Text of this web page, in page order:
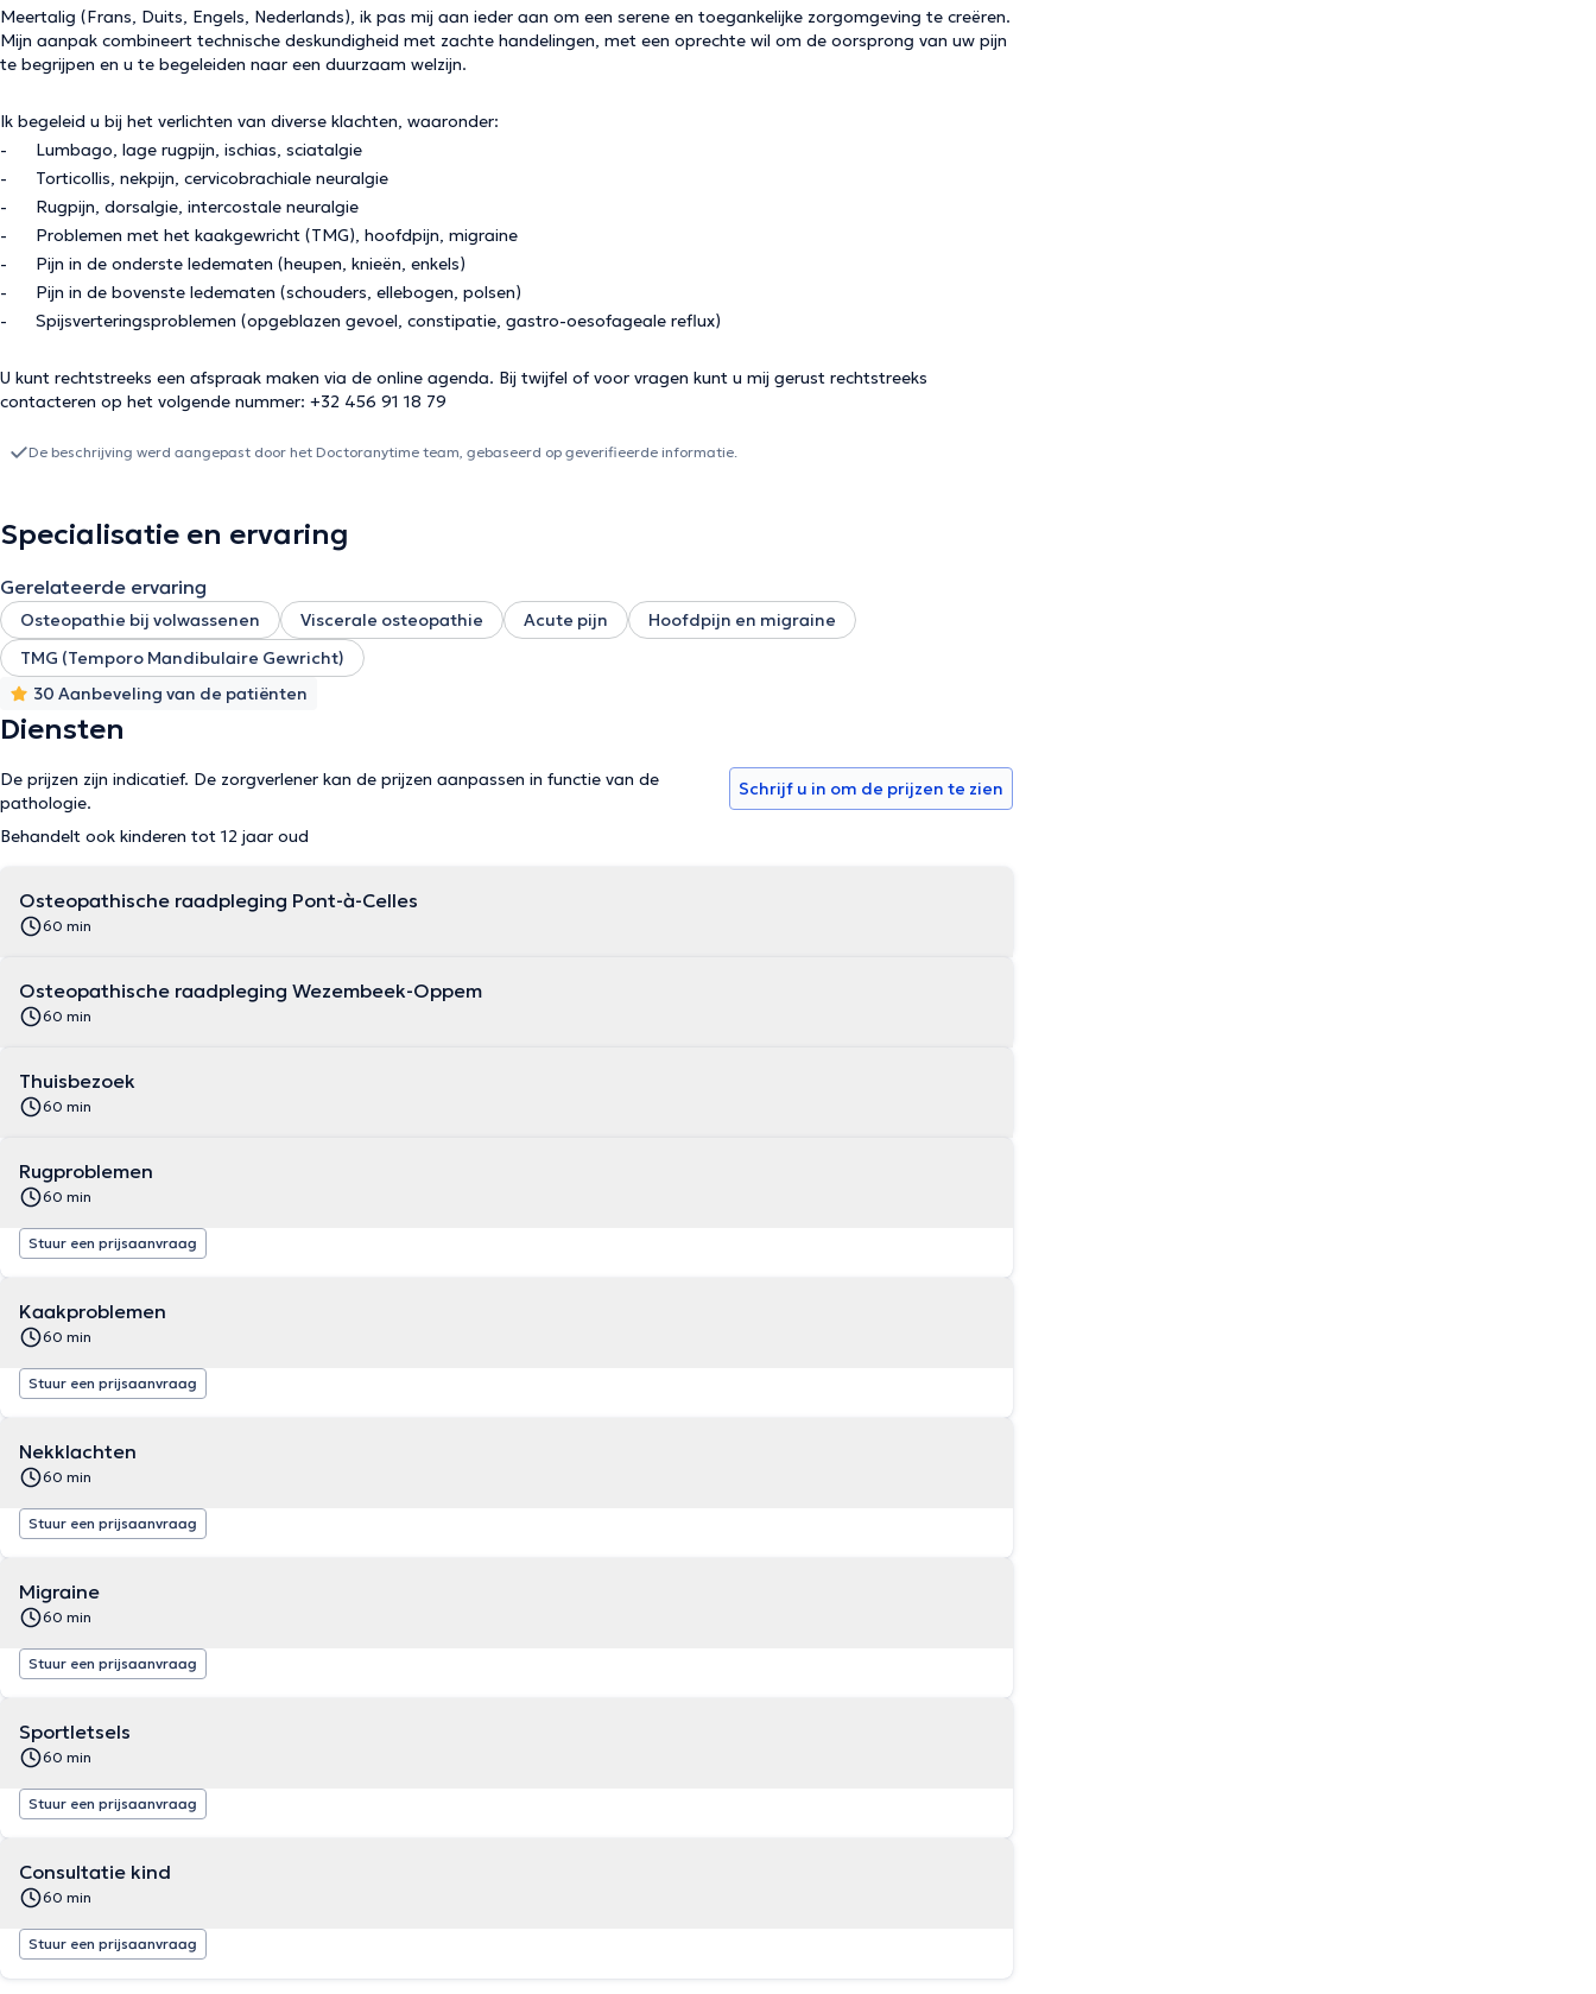
Meertalig (Frans, Duits, Engels, Nederlands), ik pas mij aan ieder aan om een serene en toegankelijke zorgomgeving te creëren.
Mijn aanpak combineert technische deskundigheid met zachte handelingen, met een oprechte wil om de oorsprong van uw pijn
te begrijpen en u te begeleiden naar een duurzaam welzijn.
Ik begeleid u bij het verlichten van diverse klachten, waaronder:
- Lumbago, lage rugpijn, ischias, sciatalgie
- Torticollis, nekpijn, cervicobrachiale neuralgie
- Rugpijn, dorsalgie, intercostale neuralgie
- Problemen met het kaakgewricht (TMG), hoofdpijn, migraine
- Pijn in de onderste ledematen (heupen, knieën, enkels)
- Pijn in de bovenste ledematen (schouders, ellebogen, polsen)
- Spijsverteringsproblemen (opgeblazen gevoel, constipatie, gastro-oesofageale reflux)
U kunt rechtstreeks een afspraak maken via de online agenda. Bij twijfel of voor vragen kunt u mij gerust rechtstreeks
contacteren op het volgende nummer: +32 456 91 18 79
De beschrijving werd aangepast door het Doctoranytime team, gebaseerd op geverifieerde informatie.
Specialisatie en ervaring
Gerelateerde ervaring
Osteopathie bij volwassenen Viscerale osteopathie Acute pijn
Hoofdpijn en migraine
TMG (Temporo Mandibulaire Gewricht)
30 Aanbeveling van de patiënten
Diensten
De prijzen zijn indicatief. De zorgverlener kan de prijzen aanpassen in functie van de
pathologie.
Behandelt ook kinderen tot 12 jaar oud
Schrijf u in om de prijzen te zien
Osteopathische raadpleging Pont-à-Celles
60 min
Osteopathische raadpleging Wezembeek-Oppem
60 min
Thuisbezoek
60 min
Rugproblemen
60 min
Stuur een prijsaanvraag
Kaakproblemen
60 min
Stuur een prijsaanvraag
Nekklachten
60 min
Stuur een prijsaanvraag
Migraine
60 min
Stuur een prijsaanvraag
Sportletsels
60 min
Stuur een prijsaanvraag
Consultatie kind
60 min
Stuur een prijsaanvraag